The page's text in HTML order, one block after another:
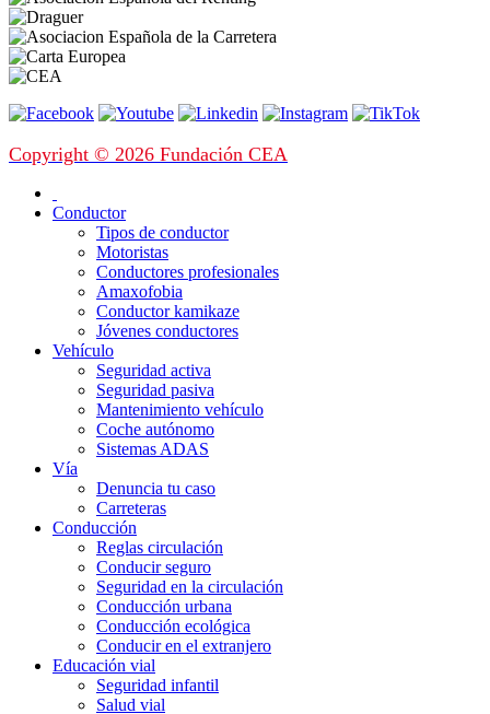
Copyright © 2026 Fundación CEA
Conductor
Tipos de conductor
Motoristas
Conductores profesionales
Amaxofobia
Conductor kamikaze
Jóvenes conductores
Vehículo
Seguridad activa
Seguridad pasiva
Mantenimiento vehículo
Coche autónomo
Sistemas ADAS
Vía
Denuncia tu caso
Carreteras
Conducción
Reglas circulación
Conducir seguro
Seguridad en la circulación
Conducción urbana
Conducción ecológica
Conducir en el extranjero
Educación vial
Seguridad infantil
Salud vial